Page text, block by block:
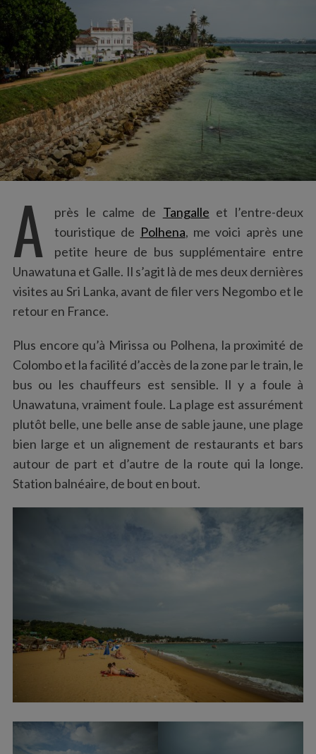
A près le calme de Tangalle et l’entre-deux
touristique de Polhena, me voici après une
petite heure de bus supplémentaire entre
Unawatuna et Galle. Il s’agit là de mes deux dernières
visites au Sri Lanka, avant de filer vers Negombo et le
retour en France.
Plus encore qu’à Mirissa ou Polhena, la proximité de
Colombo et la facilité d’accès de la zone par le train, le
bus ou les chauffeurs est sensible. Il y a foule à
Unawatuna, vraiment foule. La plage est assurément
plutôt belle, une belle anse de sable jaune, une plage
bien large et un alignement de restaurants et bars
autour de part et d’autre de la route qui la longe.
Station balnéaire, de bout en bout.